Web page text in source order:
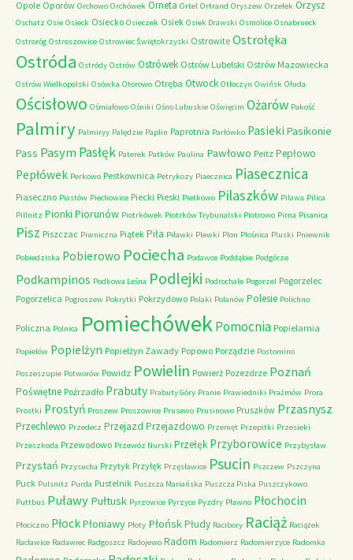
Opole Oporów Orchowo Orchówek Orneta Ortel Ortrand Oryszew Orzełek Orzysz
Oschatz Osie Osieck Osiecko Osieczek Osiek Osiek Drawski Osmolice Osnabrueck
Ostroróg Ostroszowice Ostrowiec Świętokrzyski Ostrowite Ostrołęka
Ostróda Ostródy Ostrów Ostrówek Ostrów Lubelski Ostrów Mazowiecka
Ostrów Wielkopolski Osówka Otorowo Otręba Otwock Otłoczyn Owińsk Ołuda
Ościsłowo Ośmiałowo Ośniki Ośno Lubuskie Oświęcim Ożarów Pakość
Palmiry Palmiryy Palędzie Paplin Paprotnia Parłówko Pasieki Pasikonie
Pass PasymPasłęk Paterek Patków Paulina Pawłowo Peitz Pepłowo
Pepłówek Perkowo Pestkownica Petrykozy Piaecznica Piasecznica
Piaseczno Piastów Piechowice Piecki Pieski Pietkowo Pilaszków Pilawa Pilica
Pillnitz Pionki Piorunów Piotrkówek Piotrków Trybunalski Piotrowo Pirna Pisanica
Pisz Piszczac Piwniczna Piątek Piła Piławki Plewki Plon Plośnica Pluski Pniewnik
Pobiedziska Pobierowo Pociecha Podawce Poddąbie Podgórze
Podkampinos Podkowa Leśna Podlejki Podrochale Pogorzel Pogorzelec
Pogorzelica Pogroszew Pokrytki Pokrzydowo Polaki Polanów Polesie Polichno
Policzna Polnica PomiechówekPomocnia Popielarnia
Popielów Popielżyn Popielżyn Zawady Popowo Porządzie Postomino
Poszeszupie Potworów Powidz Powielin Powierż Pozezdrze Poznań
Poświętne Poźrzadło Prabuty Prabuty Góry Pranie Prawiedniki Prażmów Prora
Prostki Prostyń Proszew Proszowice Prusewo Prusinowo Pruszków Przasnysz
Przechlewo Przedecz Przejazd Przejazdowo Przemęt Przepitki Przesieki
Przeszkoda Przewodowo Przewóz Nurski Przełęk Przyborowice Przybysław
Przystań Przysucha Przytyk Przyłęk Przęsławice Psucin Pszczew Pszczyna
Puck Pulsnitz Purda Pustelnik Puszcza Mariańska Puszcza Piska Puszczykowo
Puttbus Puławy Pułtusk Pyrzowice Pyrzyce Pyzdry Pławno Płochocin
Płociczno PłockPłoniawy Płoty PłońskPłudy Racibory Raciąż Raciążek
Racławice Radawiec Radgoszcz Radojewo Radom Radomierz Radomierzyce Radomka